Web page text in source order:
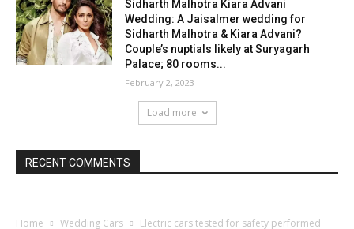
Sidharth Malhotra Kiara Advani
Wedding: A Jaisalmer wedding for
Sidharth Malhotra & Kiara Advani?
Couple’s nuptials likely at Suryagarh
Palace; 80 rooms...
February 2, 2023
Load more
RECENT COMMENTS